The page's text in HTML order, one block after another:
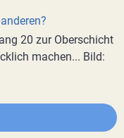
20 zur Oberschicht
machen... Bild: